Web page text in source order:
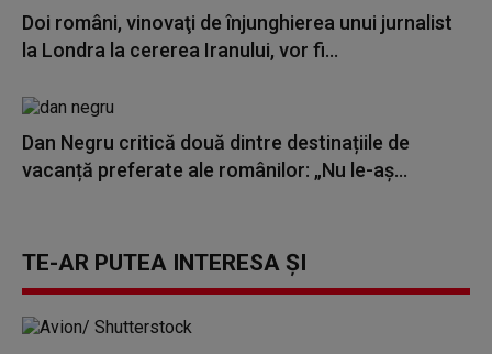
Doi români, vinovaţi de înjunghierea unui jurnalist
la Londra la cererea Iranului, vor fi...
Dan Negru critică două dintre destinațiile de
vacanță preferate ale românilor: „Nu le-aș...
TE-AR PUTEA INTERESA ȘI